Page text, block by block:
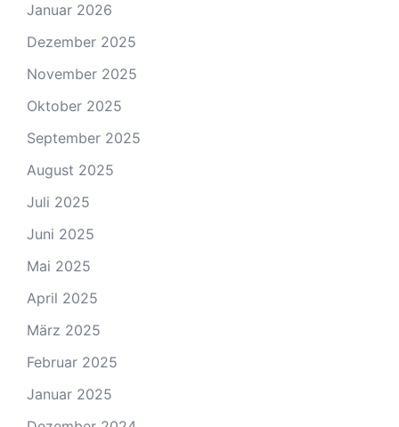
Januar 2026
Dezember 2025
November 2025
Oktober 2025
September 2025
August 2025
Juli 2025
Juni 2025
Mai 2025
April 2025
März 2025
Februar 2025
Januar 2025